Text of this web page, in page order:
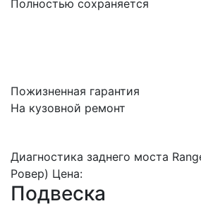
Полностью сохраняется
Пожизненная гарантия
На кузовной ремонт
Диагностика заднего моста
Ровер) Цена:
Подвеска